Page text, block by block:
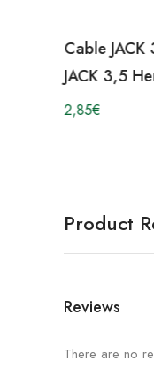
Cable
JACK 3,5
2,85€
Product
Reviews
There are no